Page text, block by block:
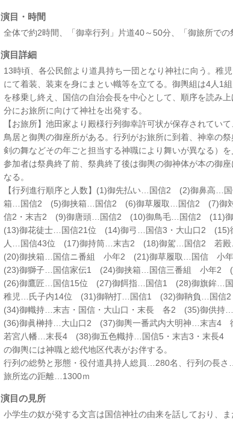
演目・時間
全体で約2時間、「御幸行列」片道40～50分、「御旅所で
演目詳細
13時頃、各公民館より道具持ち一団となり神社に向う。稚
にて着装、装束を身にまとい幟等を立てる。御輿組は4人1
を移乗し終え、国信の自治会長を中心として、順序を読み
分にお旅所に向けて神社を出発する。
【お旅所】池田家より殿様行列御幸許可状が保存されてい
鳥居と御輿の御座所がある。行列がお旅所に到着、神幸の
剣の舞などその年ごと担当する神職により舞いが異なる）
参加者は祭典終了前、祭典終了後は御輿の御神体が本の御
なる。
【行列進行順序と人数】(1)御先払い…国信2 (2)御鼻高
箱…国信2 (5)御挟箱…国信2 (6)御草履取…国信2 (7)御
信2・末吉2 (9)御唐頭…国信2 (10)御鳥毛…国信2
(13)御花徒士…国信21位 (14)御弓…国信3・大山口2
人…国信43位 (17)御持筒…末吉2 (18)御駕…国信2 若
(20)御挟箱…国信ニ番組 小年2 (21)御草履取…国信 小
(23)御獅子…国信家伝1 (24)御挟箱…国信三番組 小年
(26)御鷹匠…国信15位 (27)御餌指…国信1 (28)御旗鉾…
稚児…氏子内14位 (31)御靹打…国信1 (32)御靹負…国
(34)御幟持…末吉・国信・大山口・末長 各2 (35)御供持
(36)御眞榊持…大山口2 (37)御輿一番武内大明神…末吉4
若宮八幡…末長4 (38)御五色幟持…国信5・末吉3・末長
の御輿には神職と総代地区代表がお伴する。
行列の総勢と形態・役付道具持人総員…280名、行列の長
旅所迄の距離…1300ｍ
演目の見所
小学生の奴が発する文言は国信神社の由来を話しており、